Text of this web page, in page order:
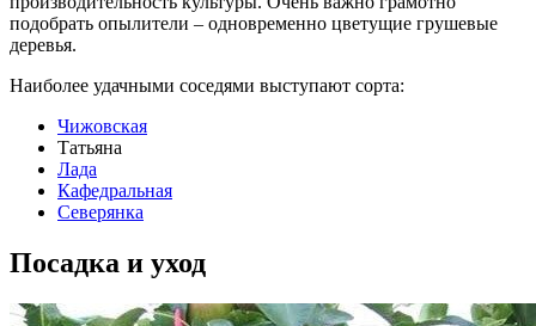
подобрать опылители – одновременно цветущие грушевые
деревья.
Наиболее удачными соседями выступают сорта:
Чижовская
Татьяна
Лада
Кафедральная
Северянка
Посадка и уход